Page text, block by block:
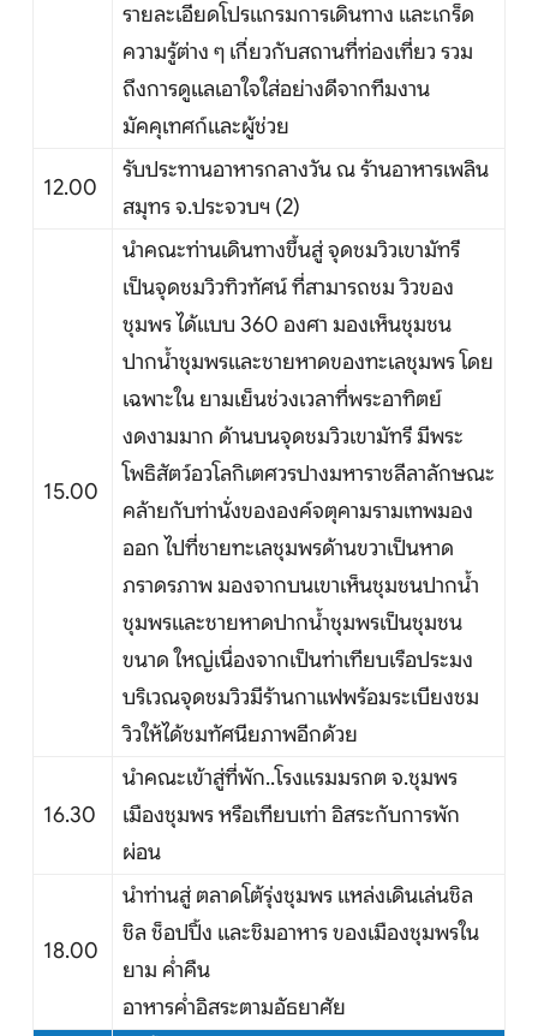
รายละเอียดโปรแกรมการเดินทาง และเกร็ด
ความรู้ต่าง ๆ เกี่ยวกับสถานที่ท่องเที่ยว รวม
ถึงการดูแลเอาใจใส่อย่างดีจากทีมงาน
มัคคุเทศก์และผู้ช่วย
12.00
รับประทานอาหารกลางวัน ณ ร้านอาหารเพลิน
สมุทร จ.ประจวบฯ (2)
15.00
นำคณะท่านเดินทางขึ้นสู่ จุดชมวิวเขามัทรี
เป็นจุดชมวิวทิวทัศน์ ที่สามารถชม วิวของ
ชุมพร ได้แบบ 360 องศา มองเห็นชุมชน
ปากน้ำชุมพรและชายหาดของทะเลชุมพร โดย
เฉพาะใน ยามเย็นช่วงเวลาที่พระอาทิตย์
งดงามมาก ด้านบนจุดชมวิวเขามัทรี มีพระ
โพธิสัตว์อวโลกิเตศวรปางมหาราชลีลาลักษณะ
คล้ายกับท่านั่งขององค์จตุคามรามเทพมอง
ออก ไปที่ชายทะเลชุมพรด้านขวาเป็นหาด
ภราดรภาพ มองจากบนเขาเห็นชุมชนปากน้ำ
ชุมพรและชายหาดปากน้ำชุมพรเป็นชุมชน
ขนาด ใหญ่เนื่องจากเป็นท่าเทียบเรือประมง
บริเวณจุดชมวิวมีร้านกาแฟพร้อมระเบียงชม
วิวให้ได้ชมทัศนียภาพอีกด้วย
16.30
นำคณะเข้าสู่ที่พัก..โรงแรมมรกต จ.ชุมพร
เมืองชุมพร หรือเทียบเท่า อิสระกับการพัก
ผ่อน
18.00
นำท่านสู่ ตลาดโต้รุ่งชุมพร แหล่งเดินเล่นชิล
ชิล ช็อปปิ้ง และชิมอาหาร ของเมืองชุมพรใน
ยาม ค่ำคืน
อาหารค่ำอิสระตามอัธยาศัย